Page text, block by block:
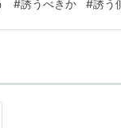
ませんが、人生を切
ングを待つ」という
#誘うべきか #誘う